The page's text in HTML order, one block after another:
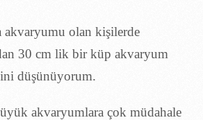
akvaryumu olan kişilerde
30 cm lik bir küp akvaryum
düşünüyorum.
akvaryumlara çok müdahale